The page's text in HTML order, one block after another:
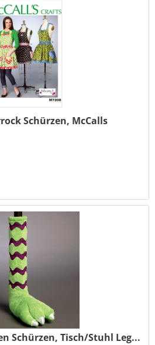
Schürzen, McCalls
Schürzen, Tisch/Stuhl Leg...